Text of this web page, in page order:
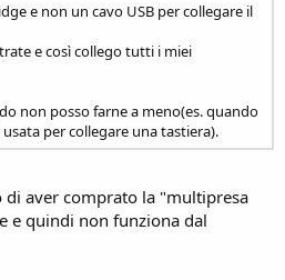
e non un cavo USB per collegare il
e così collego tutti i miei
non posso farne a meno(es. quando
per collegare una tastiera).
di aver comprato la "multipresa
e quindi non funziona dal